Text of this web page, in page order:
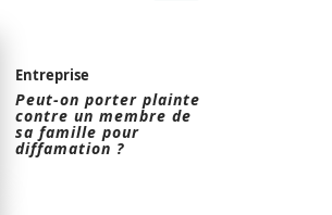
Entreprise
Peut-on porter plainte
contre un membre de
sa famille pour
diffamation ?